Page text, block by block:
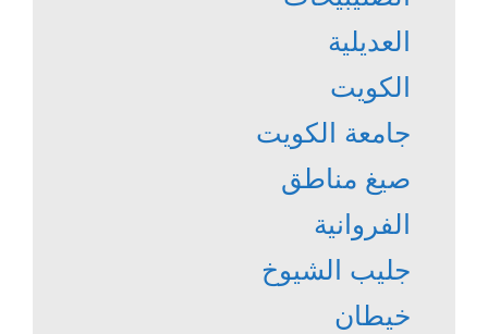
العديلية
الكويت
جامعة الكويت
صيغ مناطق
الفروانية
جليب الشيوخ
خيطان